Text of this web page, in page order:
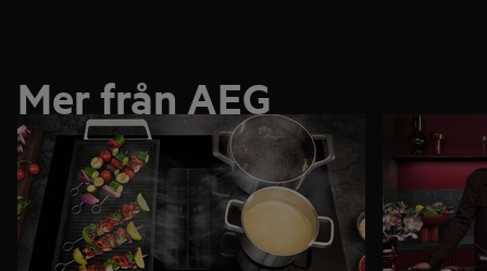
Mer från AEG